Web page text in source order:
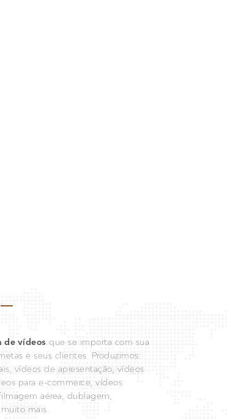
de vídeos que se importa com sua
e seus clientes. Produzimos:
vídeos de apresentação, vídeos
para e-commerce, vídeos
aérea, dublagem,
mais.